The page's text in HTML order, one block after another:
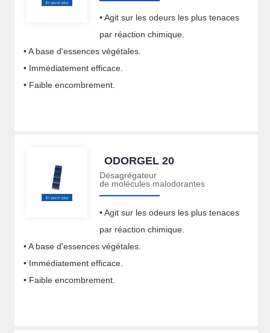
• Agit sur les odeurs les plus tenaces
par réaction chimique.
• A base d'essences végétales.
• Immédiatement efficace.
• Faible encombrement.
ODORGEL 20
Désagrégateur
de molécules malodorantes
• Agit sur les odeurs les plus tenaces
par réaction chimique.
• A base d'essences végétales.
• Immédiatement efficace.
• Faible encombrement.